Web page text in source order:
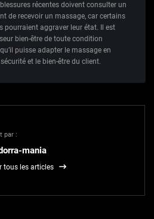
récentes doivent consulter un
de recevoir un massage, car certains
pourraient aggraver leur état. Il est
bien-être de toute condition
puisse adapter le massage en
et le bien-être du client.
par :
mania
tous les articles